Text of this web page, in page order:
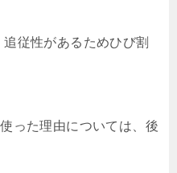
従性があるためひび割
った理由については、後